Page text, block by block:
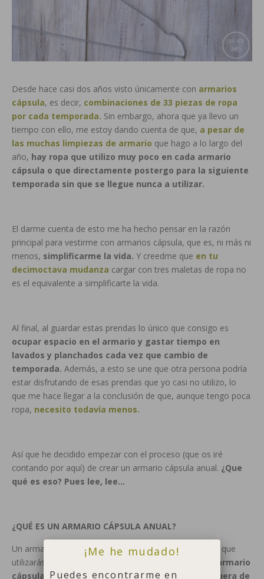
Desde hace casi dos años visto únicamente con armarios
cápsula, es decir, combinaciones de 33 piezas de ropa
por cada temporada. Sin embargo, ahora que ya llevo un
tiempo con ello, me estoy dando cuenta de que, a pesar de
las muchas limpiezas de armario que hago a lo largo del
año, hay ropa que utilizo muy poco en cada armario
cápsula o que directamente postergo para la siguiente
temporada sin que se llegue nunca a utilizar.
El darme cuenta de esto me ha hecho pensar en la razón
principal para vestirme con armarios cápsula, que es, ni más ni
menos, simplificarme la vida. Y creedme que en tu
decimoctava mudanza cargar con tres maletas de ropa no
es el equivalente a simplificarte la vida.
Al final, al guardar estas prendas lo único que consigo es
ocupar espacio en el armario y gastar tiempo en
lavados y planchados cada vez que cambio de
temporada. Además, a esto se une que otra persona podría
estar disfrutando de esas prendas que yo casi no utilizo, lo
que me hace llegar a la conclusión de que, aunque tengo poca
ropa, necesito todavía menos.
Así que he decidido empezar con el proceso (que os iré
contando por aquí) de crear un armario cápsula anual. ¿Que
qué es eso? Pues lee, lee…
¿QUÉ ES UN ARMARIO CÁPSULA ANUAL?
Un armario cápsula anual es una selección de prendas que
utilizarás durante todo un año.
La diferencia con el armario
cápsula de temporada es que todo lo que esté fuera de
¡Me he mudado!
Puedes encontrarme en